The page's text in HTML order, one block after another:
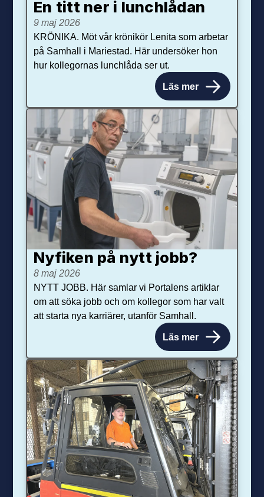
En titt ner i lunchlådan
9 maj 2026
KRÖNIKA. Möt vår krönikör Lenita som arbetar
på Samhall i Mariestad. Här undersöker hon
hur kollegornas lunchlåda ser ut.
Läs mer
Nyfiken på nytt jobb?
8 maj 2026
NYTT JOBB. Här samlar vi Portalens artiklar
om att söka jobb och om kollegor som har valt
att starta nya karriärer, utanför Samhall.
Läs mer